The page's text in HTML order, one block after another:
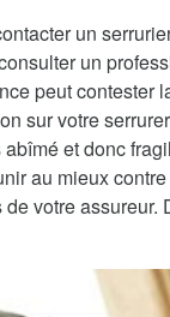
un
un
peut
sur votre
et donc
au mieux
votre